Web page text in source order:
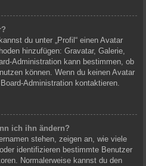
du unter „Profil“ einen Avatar
hinzufügen: Gravatar, Galerie,
Administration kann bestimmen, ob
können. Wenn du keinen Avatar
Administration kontaktieren.
ich ihn ändern?
stehen, zeigen an, wie viele
identifizieren bestimmte Benutzer
Normalerweise kannst du den